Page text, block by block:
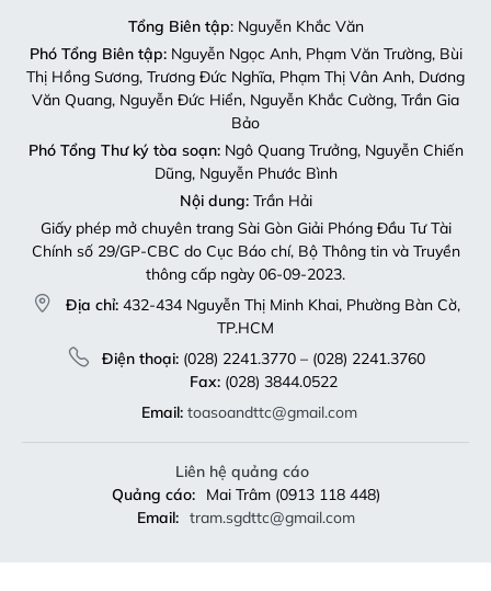
Tổng Biên tập: Nguyễn Khắc Văn
Phó Tổng Biên tập:Nguyễn Ngọc Anh, Phạm Văn Trường, Bùi
Thị Hồng Sương, Trương Đức Nghĩa, Phạm Thị Vân Anh, Dương
Văn Quang, Nguyễn Đức Hiển, Nguyễn Khắc Cường, Trần Gia
Bảo
Phó Tổng Thư ký tòa soạn:Ngô Quang Trưởng, Nguyễn Chiến
Dũng, Nguyễn Phước Bình
Nội dung:Trần Hải
Giấy phép mở chuyên trang Sài Gòn Giải Phóng Đầu Tư Tài
Chính số 29/GP-CBC do Cục Báo chí, Bộ Thông tin và Truyền
thông cấp ngày 06-09-2023.
Địa chỉ: 432-434 Nguyễn Thị Minh Khai, Phường Bàn Cờ,
TP.HCM
Điện thoại:(028) 2241.3770 – (028) 2241.3760
Fax:(028) 3844.0522
Email: toasoandttc@gmail.com
Liên hệ quảng cáo
Quảng cáo:
Mai Trâm (0913 118 448)
Email: tram.sgdttc@gmail.com